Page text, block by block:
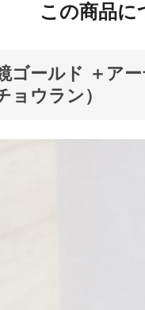
この商品に
ゴールド ＋ア
ョウラン）